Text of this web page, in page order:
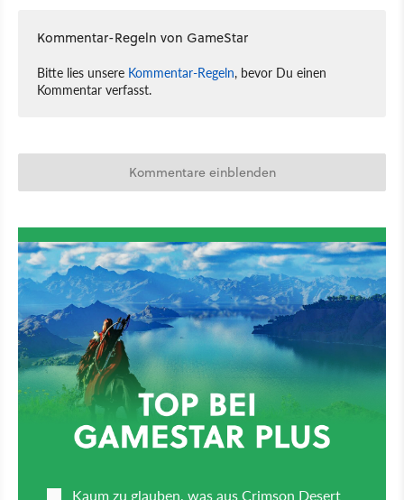
Kommentar-Regeln von GameStar
Bitte lies unsere Kommentar-Regeln, bevor Du einen
Kommentar verfasst.
Kommentare einblenden